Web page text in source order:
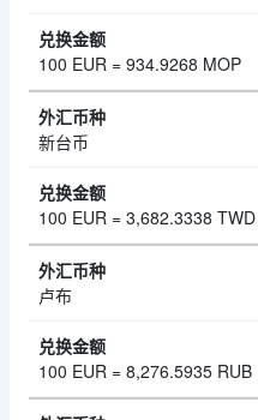
100 EUR = 934.9268 MOP
新台币
100 EUR = 3,682.3338 TWD
卢布
100 EUR = 8,276.5935 RUB